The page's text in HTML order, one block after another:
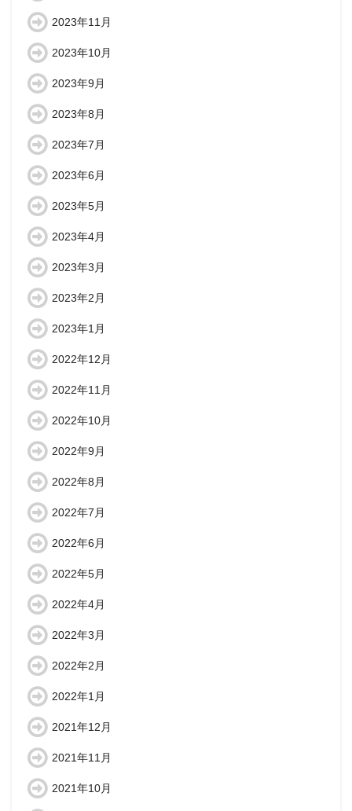
2023年11月
2023年10月
2023年9月
2023年8月
2023年7月
2023年6月
2023年5月
2023年4月
2023年3月
2023年2月
2023年1月
2022年12月
2022年11月
2022年10月
2022年9月
2022年8月
2022年7月
2022年6月
2022年5月
2022年4月
2022年3月
2022年2月
2022年1月
2021年12月
2021年11月
2021年10月